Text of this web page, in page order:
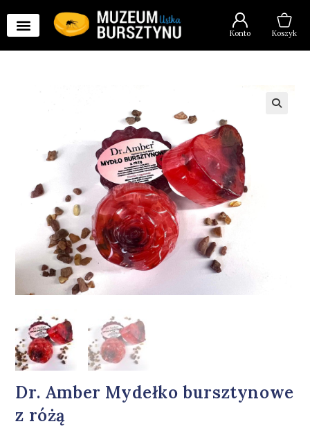
Konto Koszyk
Dr. Amber Mydełko bursztynowe
z różą